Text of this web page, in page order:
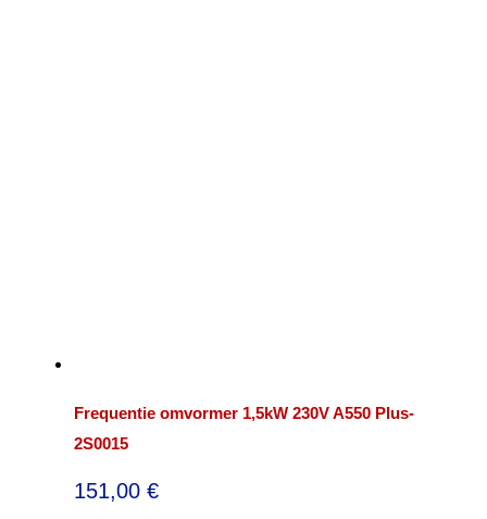
Frequentie omvormer 1,5kW 230V A550 Plus-
2S0015
151,00 €